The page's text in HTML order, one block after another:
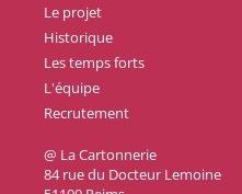
Le projet
Historique
Les temps forts
L'équipe
Recrutement
@ La Cartonnerie
84 rue du Docteur Lemoine